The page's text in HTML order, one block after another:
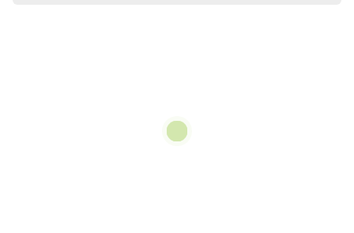
pro Einheit/Nacht